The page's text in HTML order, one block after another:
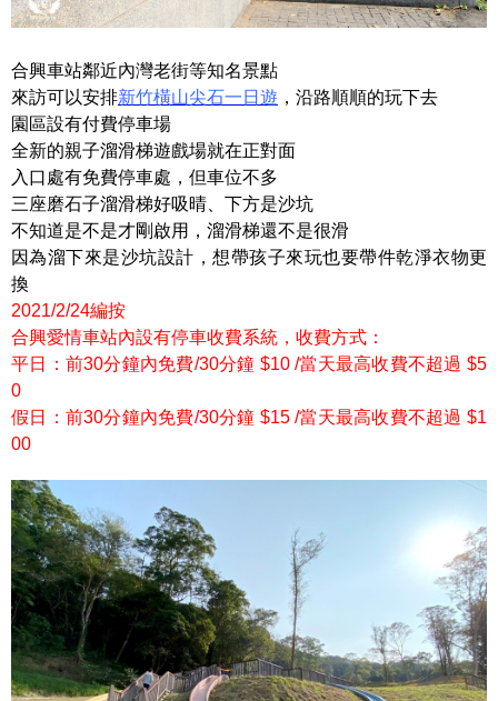
合興車站鄰近內灣老街等知名景點
來訪可以安排新竹橫山尖石一日遊 ，沿路順順的玩下去
園區設有付費停車場
全新的親子溜滑梯遊戲場就在正對面
入口處有免費停車處，但車位不多
三座磨石子溜滑梯好吸晴、下方是沙坑
不知道是不是才剛啟用，溜滑梯還不是很滑
因為溜下來是沙坑設計，想帶孩子來玩也要帶件乾淨衣物更
換
2021/2/24編按
合興愛情車站內設有停車收費系統，收費方式：
平日：前30分鐘內免費/30分鐘 $10 /當天最高收費不超過 $5
0
假日：前30分鐘內免費/30分鐘 $15 /當天最高收費不超過 $1
00